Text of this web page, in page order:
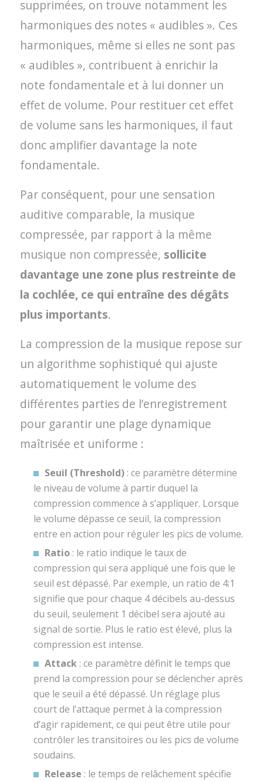
supprimées, on trouve notamment les
harmoniques des notes « audibles ». Ces
harmoniques, même si elles ne sont pas
« audibles », contribuent à enrichir la
note fondamentale et à lui donner un
effet de volume. Pour restituer cet effet
de volume sans les harmoniques, il faut
donc amplifier davantage la note
fondamentale.
Par conséquent, pour une sensation
auditive comparable, la musique
compressée, par rapport à la même
musique non compressée, sollicite
davantage une zone plus restreinte de
la cochlée, ce qui entraîne des dégâts
plus importants.
La compression de la musique repose sur
un algorithme sophistiqué qui ajuste
automatiquement le volume des
différentes parties de l’enregistrement
pour garantir une plage dynamique
maîtrisée et uniforme :
Seuil (Threshold): ce paramètre détermine
le niveau de volume à partir duquel la
compression commence à s’appliquer. Lorsque
le volume dépasse ce seuil, la compression
entre en action pour réguler les pics de volume.
Ratio: le ratio indique le taux de
compression qui sera appliqué une fois que le
seuil est dépassé. Par exemple, un ratio de 4:1
signifie que pour chaque 4 décibels au-dessus
du seuil, seulement 1 décibel sera ajouté au
signal de sortie. Plus le ratio est élevé, plus la
compression est intense.
Attack: ce paramètre définit le temps que
prend la compression pour se déclencher après
que le seuil a été dépassé. Un réglage plus
court de l’attaque permet à la compression
d’agir rapidement, ce qui peut être utile pour
contrôler les transitoires ou les pics de volume
soudains.
Release : le temps de relâchement spécifie